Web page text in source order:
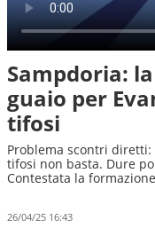
Sampdoria:
guaio per
tifosi
Problema scontri
tifosi non basta. Dure
Contestata la formazione
26/04/25 16:43